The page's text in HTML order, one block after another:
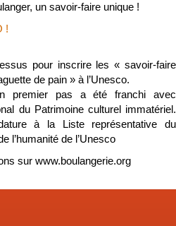
un savoir-faire unique !
!
pour inscrire les « savoir-faire
de pain » à l’Unesco.
premier pas a été franchi avec
du Patrimoine culturel immatériel.
à la Liste représentative du
l’humanité de l’Unesco
sur www.boulangerie.org